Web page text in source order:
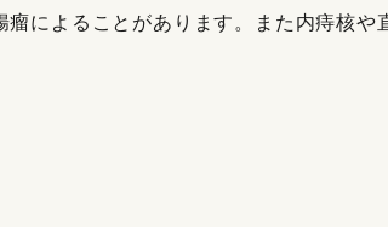
によることがあります。また内痔核や